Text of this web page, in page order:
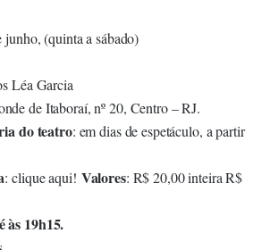
junho, (quinta a sábado)
Léa Garcia
de Itaboraí, nº 20, Centro – RJ.
do teatro: em dias de espetáculo, a partir
:clique aqui! Valores: R$ 20,00 inteira R$
às 19h15.